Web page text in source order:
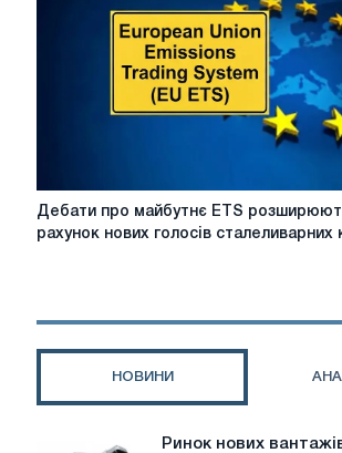
електросталеплавильну
Дебати
про
за
сталеливарних
Дебати про майбутнє ETS
рахунок нових голосів сталеливарних
НОВИНИ
Ринок
Ринок нових